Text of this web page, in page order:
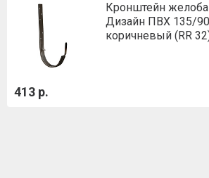
Кронштейн желоба
Дизайн ПВХ 135/
коричневый (RR
413 р.